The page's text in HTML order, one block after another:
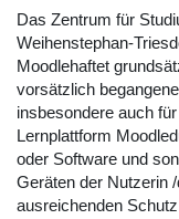
Das Zentrum für
Weihenstephan-
Moodlehaftet
vorsätzlich
insbesondere auch
Lernplattform
oder Software und
Geräten der Nutzerin
ausreichenden